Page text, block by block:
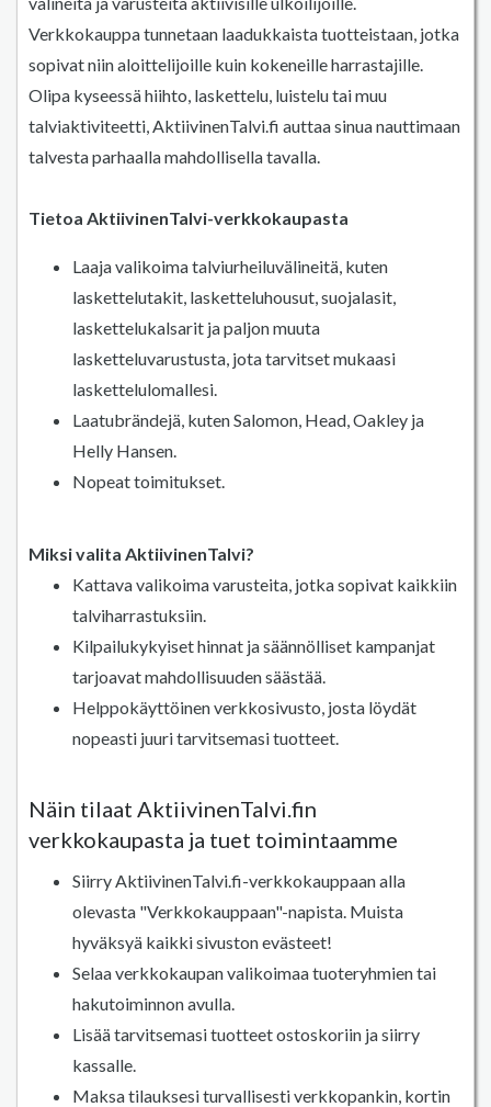
Verkkokauppa tunnetaan laadukkaista tuotteistaan, jotka
sopivat niin aloittelijoille kuin kokeneille harrastajille.
Olipa kyseessä hiihto, laskettelu, luistelu tai muu
talviaktiviteetti, AktiivinenTalvi.fi auttaa sinua nauttimaan
talvesta parhaalla mahdollisella tavalla.
Tietoa AktiivinenTalvi-verkkokaupasta
Laaja valikoima talviurheiluvälineitä, kuten
laskettelutakit, lasketteluhousut, suojalasit,
laskettelukalsarit ja paljon muuta
lasketteluvarustusta, jota tarvitset mukaasi
laskettelulomallesi.
Laatubrändejä, kuten Salomon, Head, Oakley ja
Helly Hansen.
Nopeat toimitukset.
Miksi valita AktiivinenTalvi?
Kattava valikoima varusteita, jotka sopivat kaikkiin
talviharrastuksiin.
Kilpailukykyiset hinnat ja säännölliset kampanjat
tarjoavat mahdollisuuden säästää.
Helppokäyttöinen verkkosivusto, josta löydät
nopeasti juuri tarvitsemasi tuotteet.
Näin tilaat AktiivinenTalvi.fin
verkkokaupasta ja tuet toimintaamme
Siirry AktiivinenTalvi.fi-verkkokauppaan alla
olevasta "Verkkokauppaan"-napista. Muista
hyväksyä kaikki sivuston evästeet!
Selaa verkkokaupan valikoimaa tuoteryhmien tai
hakutoiminnon avulla.
Lisää tarvitsemasi tuotteet ostoskoriin ja siirry
kassalle.
Maksa tilauksesi turvallisesti verkkopankin, kortin